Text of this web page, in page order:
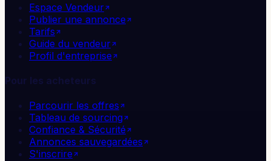
Espace Vendeur
Publier une annonce
Tarifs
Guide du vendeur
Profil d'entreprise
Pour les acheteurs
Parcourir les offres
Tableau de sourcing
Confiance & Sécurité
Annonces sauvegardées
S'inscrire